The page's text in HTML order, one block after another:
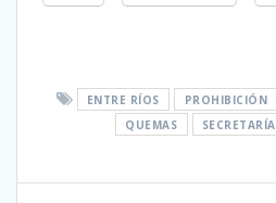
ENTRE RÍOS PROHIBICIÓN
QUEMAS